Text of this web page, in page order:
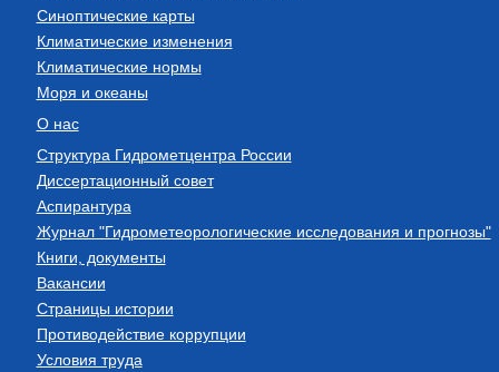
Синоптические карты
Климатические изменения
Климатические нормы
Моря и океаны
О нас
Структура Гидрометцентра России
Диссертационный совет
Аспирантура
Журнал "Гидрометеорологические исследования и прогнозы"
Книги, документы
Вакансии
Страницы истории
Противодействие коррупции
Условия труда